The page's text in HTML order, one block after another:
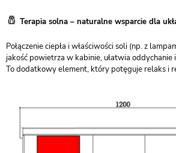
🧂 Terapia solna – naturalne wsparcie dla
Połączenie ciepła i właściwości soli (np. z
jakość powietrza w kabinie, ułatwia
To dodatkowy element, który potęguje relaks i